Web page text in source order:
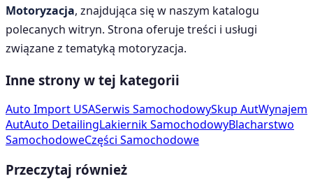
Motoryzacja, znajdująca się w naszym katalogu
polecanych witryn. Strona oferuje treści i usługi
związane z tematyką motoryzacja.
Inne strony w tej kategorii
Auto Import USASerwis SamochodowySkup AutWynajem
AutAuto DetailingLakiernik SamochodowyBlacharstwo
SamochodoweCzęści Samochodowe
Przeczytaj również